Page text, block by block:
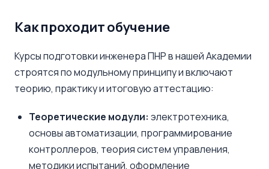
Как проходит обучение
Курсы подготовки инженера ПНР в нашей Академии
строятся по модульному принципу и включают
теорию, практику и итоговую аттестацию:
Теоретические модули: электротехника,
основы автоматизации, программирование
контроллеров, теория систем управления,
методики испытаний, оформление